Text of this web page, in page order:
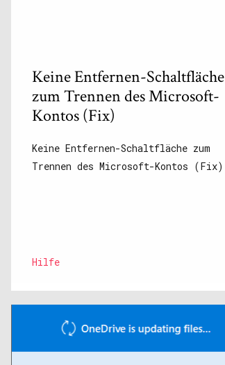
Keine Entfernen-Schaltfläche
zum Trennen des Microsoft-
Kontos (Fix)
Keine Entfernen-Schaltfläche zum
Trennen des Microsoft-Kontos (Fix)
Hilfe